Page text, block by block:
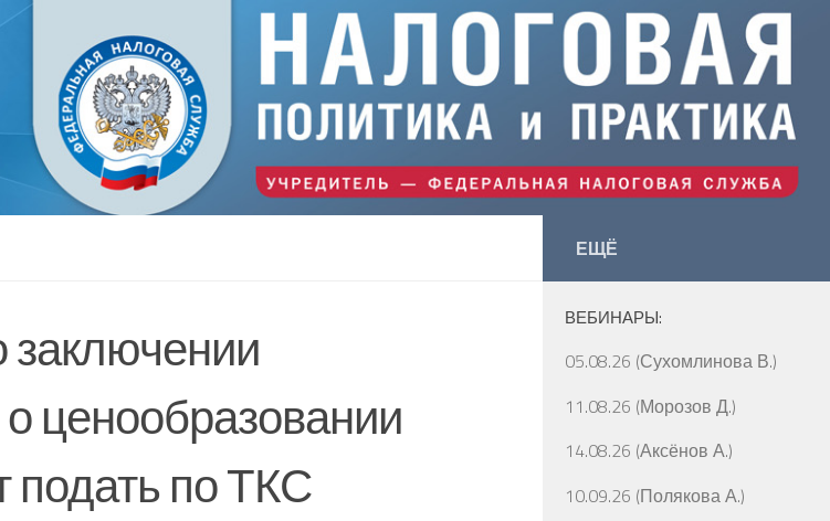
ценообразовании
подать по ТКС
ЕЩЁ
ВЕБИНАРЫ:
05.08.26 (Сухомлинова В.)
11.08.26 (Морозов Д.)
14.08.26 (Аксёнов А.)
10.09.26 (Полякова А.)